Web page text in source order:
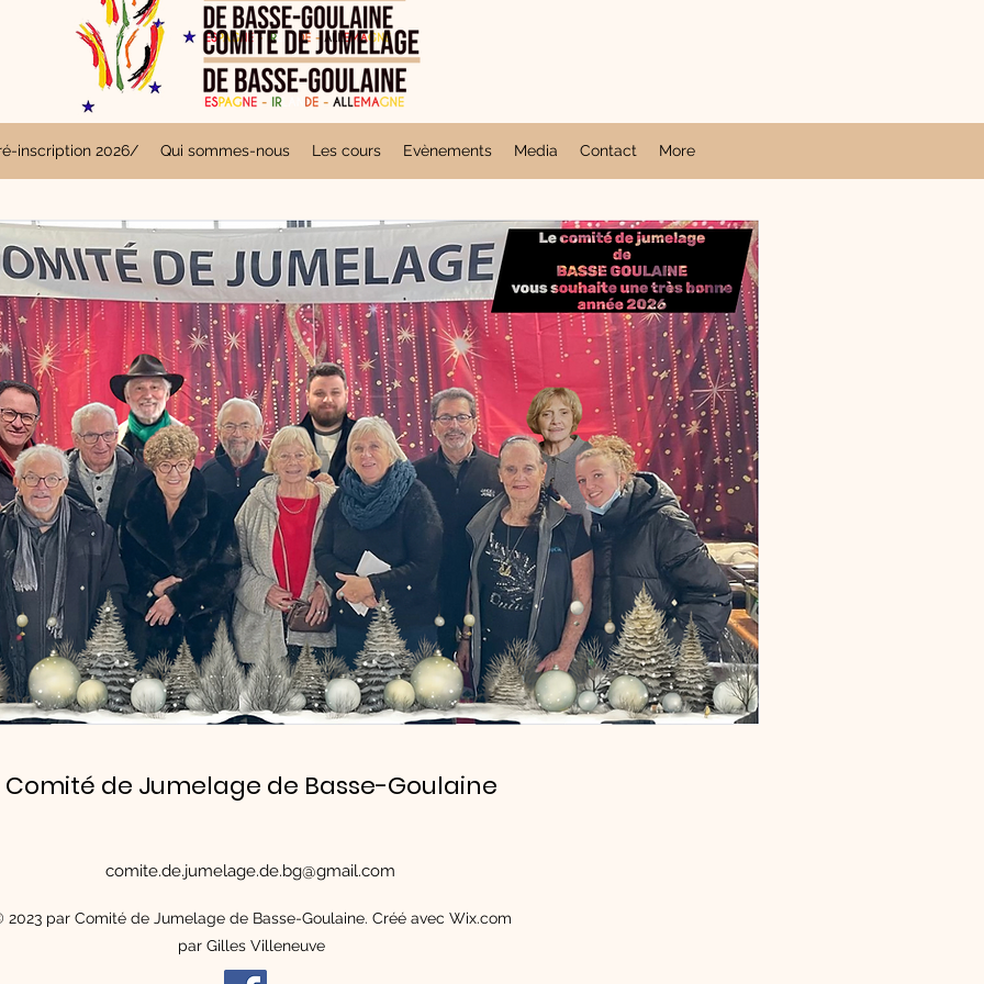
inscription 2026/ Qui sommes-nous Les cours Evènements Media Contact More
Comité de Jumelage de Basse-Goulaine
comite.de.jumelage.de.bg@gmail.com
2023 par Comité de Jumelage de Basse-Goulaine. Créé avec Wix.com
par Gilles Villeneuve